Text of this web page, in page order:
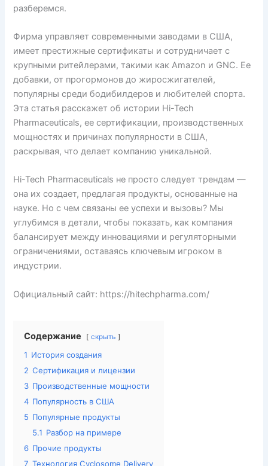
разберемся.
Фирма управляет современными заводами в США,
имеет престижные сертификаты и сотрудничает с
крупными ритейлерами, такими как Amazon и GNC. Ее
добавки, от прогормонов до жиросжигателей,
популярны среди бодибилдеров и любителей спорта.
Эта статья расскажет об истории Hi-Tech
Pharmaceuticals, ее сертификации, производственных
мощностях и причинах популярности в США,
раскрывая, что делает компанию уникальной.
Hi-Tech Pharmaceuticals не просто следует трендам —
она их создает, предлагая продукты, основанные на
науке. Но с чем связаны ее успехи и вызовы? Мы
углубимся в детали, чтобы показать, как компания
балансирует между инновациями и регуляторными
ограничениями, оставаясь ключевым игроком в
индустрии.
Официальный сайт: https://hitechpharma.com/
Содержание скрыть
1 История создания
2 Сертификация и лицензии
3 Производственные мощности
4 Популярность в США
5 Популярные продукты
5.1 Разбор на примере
6 Прочие продукты
7 Технология Cyclosome Delivery